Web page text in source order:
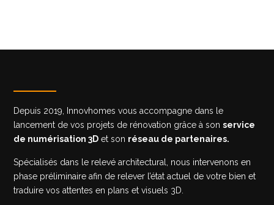
Depuis 2019, Innovhomes vous accompagne dans le
lancement de vos projets de rénovation grâce à sonservice
de numérisation 3D et son réseau de partenaires.
Spécialisés dans le relevé architectural, nous intervenons en
phase préliminaire afin de relever l’état actuel de votre bien et
traduire vos attentes en plans et visuels 3D.